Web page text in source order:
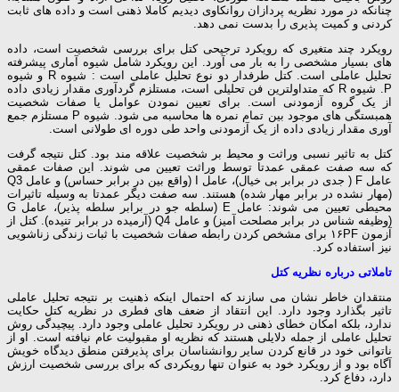
چنانکه در مورد نظریه پردازان روانکاوی دیدیم کاملا ذهنی است و داده های ثابت
کردنی و کمیت پذیری را بدست نمی دهد.
رویکرد چند متغیری که رویکرد ترجیحی کتل برای بررسی شخصیت است، داده
های بسیار مشخصی را به بار می آورد. این رویکرد شامل شیوه آماری پیشرفته
تحلیل عاملی است. کتل طرفدار دو نوع تحلیل عاملی است : شیوه R و شیوه
P. شیوه R که متداولترین فن تحلیلی است، مستلزم گردآوری مقدار زیادی داده
از یک گروه آزمودنی است. برای تعیین نمودن عوامل یا صفات شخصیت
همبستگی های موجود بین تمام نمره ها محاسبه می شود. شیوه P مستلزم جمع
آوری مقدار زیادی داده از یک آزمودنی واحد طی دوره ای طولانی است.
کتل به تاثیر نسبی وراثت و محیط بر شخصیت علاقه مند بود. کتل نتیجه گرفت
که سه صفت عمقی عمدتا توسط وراثت تعیین می شوند. این صفات عمقی
عامل F ( جدی در برابر بی خیال)، عامل I (واقع بین در برابر حساس) و عامل Q3
(مهار نشده در برابر مهار شده) هستند. سه صفت دیگر عمدتا به وسیله تاثیرات
محیطی تعیین می شوند: عامل E (سلطه جو در برابر سلطه پذیر)، عامل G
(وظیفه شناس در برابر مصلحت آمیز) و عامل Q4 (آرمیده در برابر تنیده). کتل از
آزمون ۱۶PF برای مشخص کردن رابطه صفات شخصیت با ثبات زندگی زناشویی
نیز استفاده کرد.
تاملاتی درباره نظریه کتل
منتقدان خاطر نشان می سازند که احتمال اینکه ذهنیت بر نتیجه تحلیل عاملی
تاثیر بگذارد وجود دارد. این انتقاد از ضعف های فطری در نظریه کتل حکایت
ندارد، بلکه امکان خطای ذهنی در رویکرد تحلیل عاملی وجود دارد. پیچیدگی روش
تحلیل عاملی از جمله دلایلی هستند که نظریه او مقبولیت عام نیافته است. او از
ناتوانی خود در قانع کردن سایر روانشناسان برای پذیرفتن منطق دیدگاه خویش
آگاه بود و از رویکرد خود به عنوان تنها رویکردی که برای بررسی شخصیت ارزش
دارد، دفاع کرد.